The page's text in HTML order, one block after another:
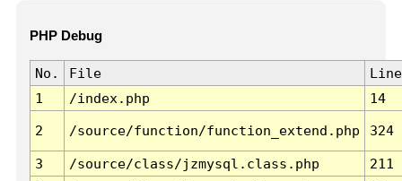
PHP Debug
No. File
Line
1
/index.php 14
2 /source/function/function_extend.php 324
3 /source/class/jzmysql.class.php
211